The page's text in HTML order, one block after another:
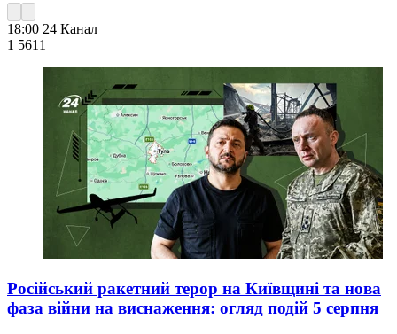
18:00 24 Канал
1 561 1
Російський ракетний терор на Київщині та нова
фаза війни на виснаження: огляд подій 5 серпня